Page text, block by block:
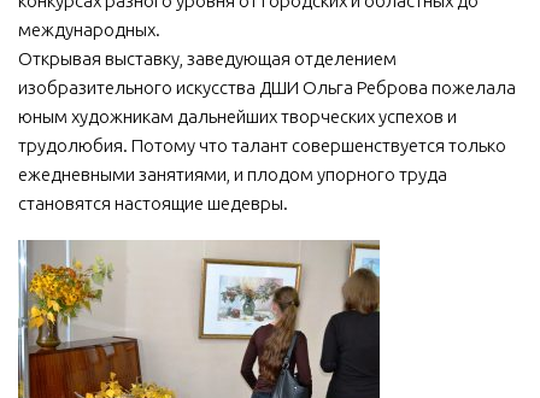
международных.
Открывая выставку, заведующая отделением
изобразительного искусства ДШИ Ольга Реброва пожелала
юным художникам дальнейших творческих успехов и
трудолюбия. Потому что талант совершенствуется только
ежедневными занятиями, и плодом упорного труда
становятся настоящие шедевры.